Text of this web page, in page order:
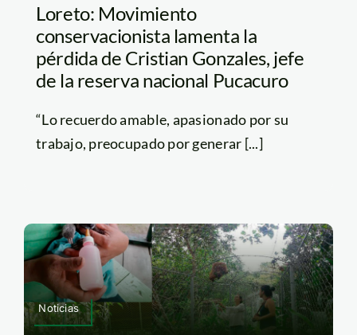
Loreto: Movimiento
conservacionista lamenta la
pérdida de Cristian Gonzales, jefe
de la reserva nacional Pucacuro
“Lo recuerdo amable, apasionado por su
trabajo, preocupado por generar [...]
Noticias